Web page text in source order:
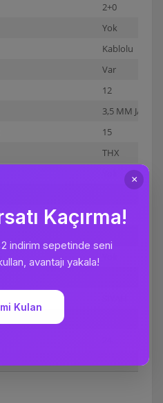
2+0
Yok
Kablolu
Var
12
3,5 MM JACK
15
THX
YOK